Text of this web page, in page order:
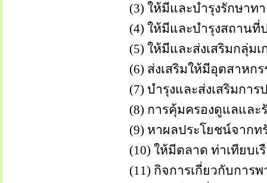
(3) ให้มีและบำรุงรักษาทาง
(4) ให้มีและบำรุงสถานที่ประ
(5) ให้มีและส่งเสริมกลุ่มเก
(6) ส่งเสริมให้มีอุตสาหกรร
(7) บำรุงและส่งเสริมการปร
(8) การคุ้มครองดูแลและรัก
(9) หาผลประโยชน์จากทรัพ
(10) ให้มีตลาด ท่าเทียบเรื
(11) กิจการเกี่ยวกับการพ